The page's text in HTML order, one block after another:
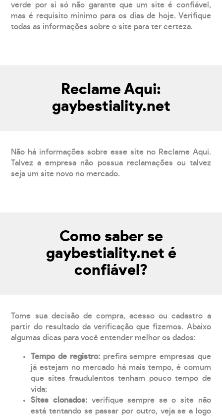
verde por si só não garante que um site é confiável,
mas é requisito mínimo para os dias de hoje. Verifique
todas as informações sobre o site para ter certeza.
Reclame Aqui:
gaybestiality.net
Não há informações sobre esse site no Reclame Aqui.
Talvez a empresa não possua reclamações ou talvez
seja um site novo no mercado.
Como saber se
gaybestiality.net é
confiável?
Tome sua decisão de compra, acesso ou cadastro a
partir do resultado da verificação que fizemos. Abaixo
algumas dicas para você entender melhor os dados:
Tempo de registro: prefira sempre empresas que
já estejam no mercado há mais tempo, é comum
que sites fraudulentos tenham pouco tempo de
vida;
Sites clonados: verifique sempre se o site não
está tentando se passar por outro, veja se a logo